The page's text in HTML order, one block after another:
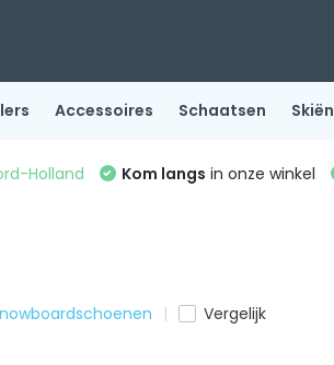
Accessoires Schaatsen Skiën
Holland Kom langs in onze winkel
Vergelijk